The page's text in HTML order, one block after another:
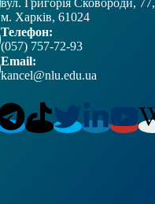
вул. Григорія Сковороди, 77,
м. Харків, 61024
Телефон:
(057) 757-72-93
Email:
kancel@nlu.edu.ua